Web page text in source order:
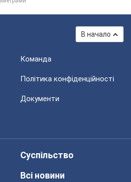
В начало
Команда
Політика конфіденційності
Документи
Суспільство
Всі новини